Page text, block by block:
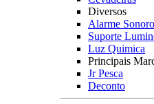
Diversos
Alarme Sonoro
Suporte
Luz Quimica
Principais
Jr Pesca
Deconto